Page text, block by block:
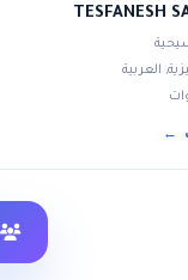
TESFANESH
العربية